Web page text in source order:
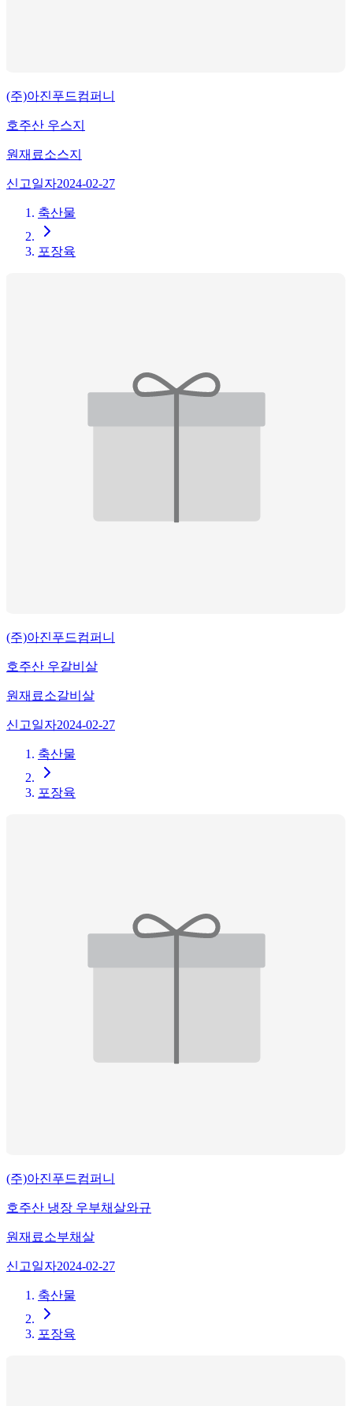
(주)아진푸드컴퍼니
호주산 우스지
원재료소스지
신고일자2024-02-27
축산물
포장육
(주)아진푸드컴퍼니
호주산 우갈비살
원재료소갈비살
신고일자2024-02-27
축산물
포장육
(주)아진푸드컴퍼니
호주산 냉장 우부채살와규
원재료소부채살
신고일자2024-02-27
축산물
포장육